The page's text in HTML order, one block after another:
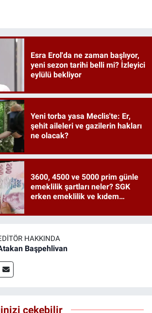
Esra Erol'da ne zaman başlıyor,
yeni sezon tarihi belli mi? İzleyici
eylülü bekliyor
Yeni torba yasa Meclis'te: Er,
şehit aileleri ve gazilerin hakları
ne olacak?
3600, 4500 ve 5000 prim günle
emeklilik şartları neler? SGK
erken emeklilik ve kıdem
HAKKINDA
Başpehlivan
çekebilir